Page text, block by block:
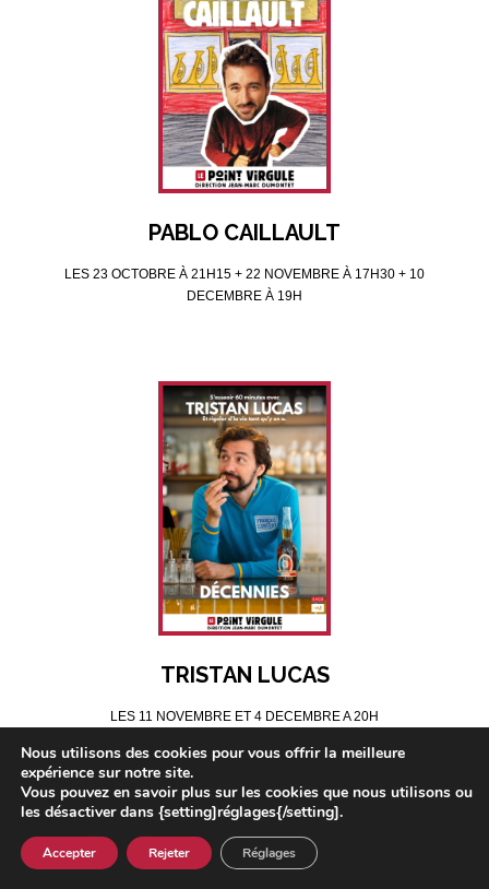
PABLO CAILLAULT
LES 23 OCTOBRE À 21H15 + 22 NOVEMBRE À 17H30 + 10
DECEMBRE À 19H
TRISTAN LUCAS
LES 11 NOVEMBRE ET 4 DECEMBRE A 20H
Nous utilisons des cookies pour vous offrir la meilleure
expérience sur notre site.
Vous pouvez en savoir plus sur les cookies que nous utilisons ou
les désactiver dans {setting]réglages{/setting].
Accepter Rejeter Réglages